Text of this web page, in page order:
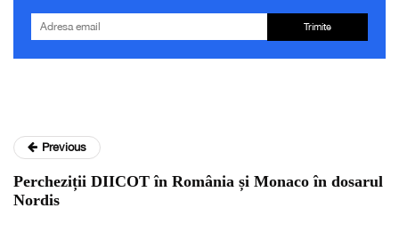
Trimite
Previous
Percheziții DIICOT în România și Monaco în dosarul
Nordis